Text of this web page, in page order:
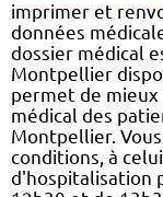
imprimer et
données
dossier médical
Montpellier
permet de
médical des
Montpellier.
conditions, à
d'hospitalisation